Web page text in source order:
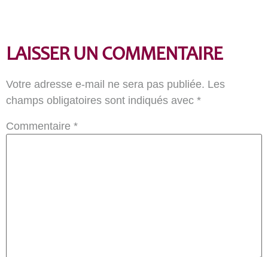
LAISSER UN COMMENTAIRE
Votre adresse e-mail ne sera pas publiée. Les
champs obligatoires sont indiqués avec *
Commentaire *